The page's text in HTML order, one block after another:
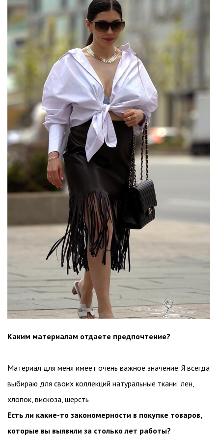
Каким материалам отдаете предпочтение?
Материал для меня имеет очень важное значение. Я всегда
выбираю для своих коллекций натуральные ткани: лен,
хлопок, вискоза, шерсть
Есть ли какие-то закономерности в покупке товаров,
которые вы выявили за столько лет работы?